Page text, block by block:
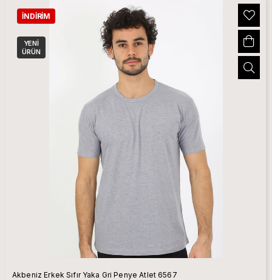
Akbeniz Erkek Sıfır Yaka Gri Penye Atlet 6567
İNDIRIM
YENI
ÜRÜN